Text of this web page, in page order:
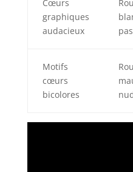
Cœurs
graphiques
audacieux
Motifs
cœurs
bicolores